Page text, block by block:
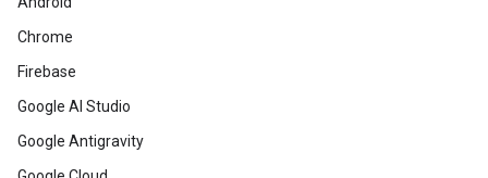
Chrome
Firebase
Google AI Studio
Google Antigravity